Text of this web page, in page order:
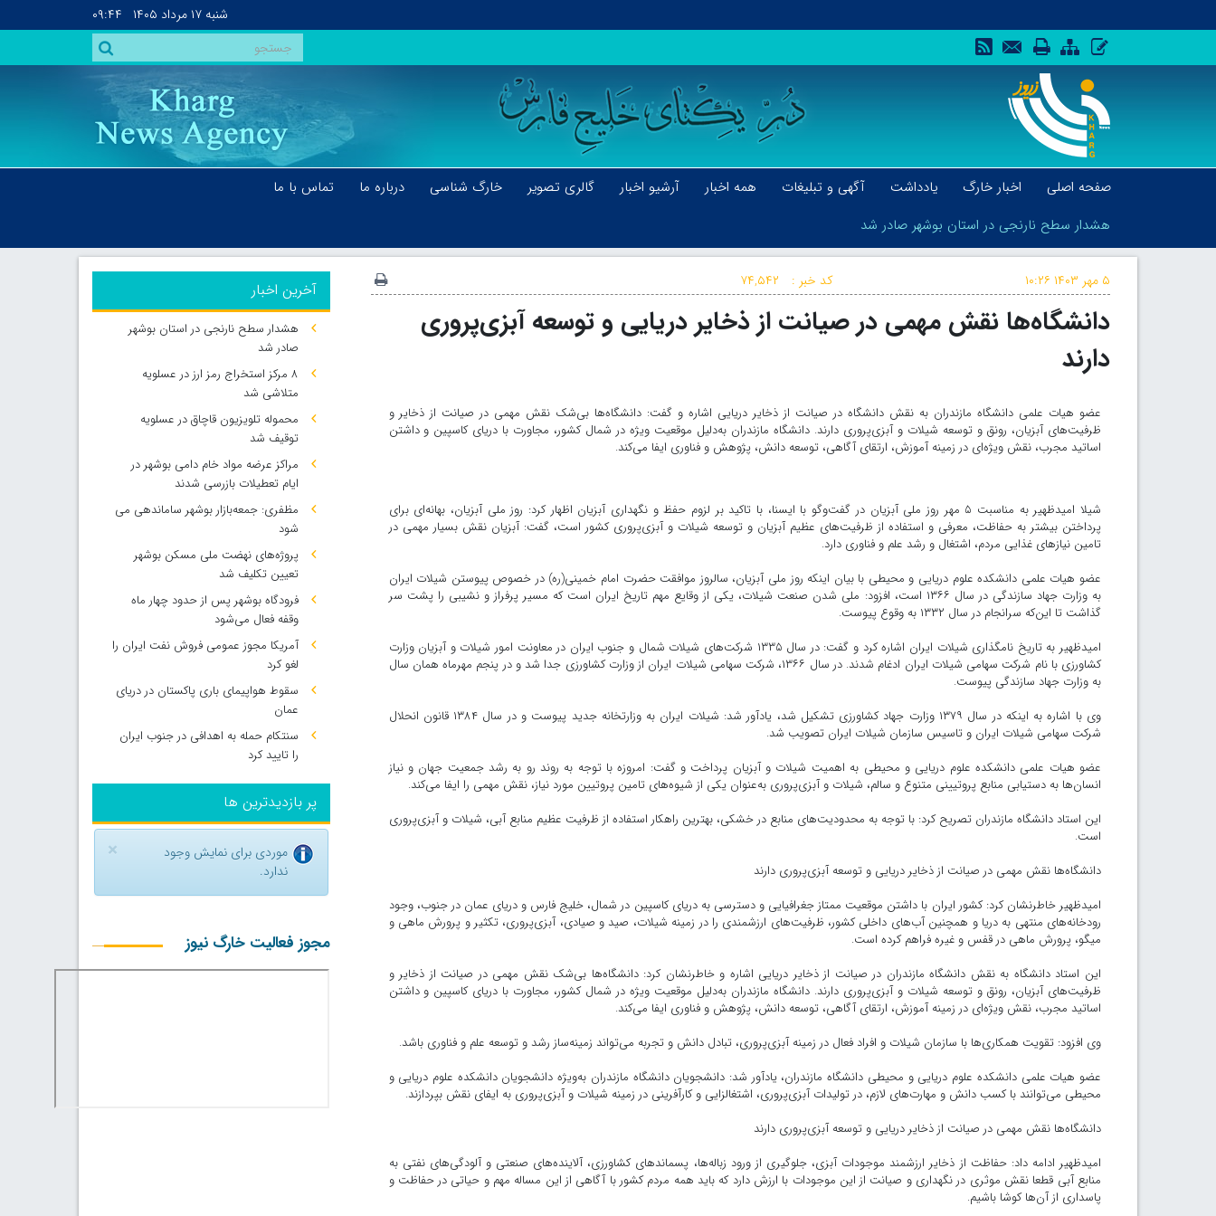
شنبه ۱۷ مرداد ۱۴۰۵ ۰۹:۴۴
صفحه اصلی اخبار خارگ یادداشت آگهی و تبلیغات همه اخبار آرشیو اخبار گالری تصویر خارگ شناسی درباره ما
تماس با ما
هشدار سطح نارنجی در استان بوشهر صادر شد
هشدار سطح نارنجی در استان بوشهر صادر شد
کد خبر : ۷۴,۵۴۲ ۵ مهر ۱۴۰۳ ۱۰:۲۶
دانشگاه‌ها نقش مهمی در صیانت از ذخایر دریایی و توسعه آبزی‌پروری
دارند
عضو هیات علمی دانشگاه مازندران به نقش دانشگاه در صیانت از ذخایر دریایی اشاره و گفت: دانشگاه‌ها بی‌شک نقش مهمی در صیانت از ذخایر و
ظرفیت‌های آبزیان، رونق و توسعه شیلات و آبزی‌پروری دارند. دانشگاه مازندران به‌دلیل موقعیت ویژه در شمال کشور، مجاورت با دریای کاسپین و داشتن
اساتید مجرب، نقش ویژه‌ای در زمینه آموزش، ارتقای آگاهی، توسعه دانش، پژوهش و فناوری ایفا می‌کند.
شیلا امیدظهیر به مناسبت ۵ مهر روز ملی آبزیان در گفت‌وگو با ایسنا، با تاکید بر لزوم حفظ و نگهداری آبزیان اظهار کرد: روز ملی آبزیان، بهانه‌ای برای
پرداختن بیشتر به حفاظت، معرفی و استفاده از ظرفیت‌های عظیم آبزیان و توسعه شیلات و آبزی‌پروری کشور است، گفت: آبزیان نقش بسیار مهمی در
تامین نیازهای غذایی مردم، اشتغال و رشد علم و فناوری دارد.
عضو هیات علمی دانشکده علوم دریایی و محیطی با بیان اینکه روز ملی آبزیان، سالروز موافقت حضرت امام خمینی(ره) در خصوص پیوستن شیلات ایران
به وزارت جهاد سازندگی در سال ۱۳۶۶ است، افزود: ملی شدن صنعت شیلات، یکی از وقایع مهم تاریخ ایران است که مسیر پرفراز و نشیبی را پشت سر
گذاشت تا این‌که سرانجام در سال ۱۳۳۲ به وقوع پیوست.
امیدظهیر به تاریخ نامگذاری شیلات ایران اشاره کرد و گفت: در سال ۱۳۳۵ شرکت‌های شیلات شمال و جنوب ایران در معاونت امور شیلات و آبزیان وزارت
کشاورزی با نام شرکت سهامی شیلات ایران ادغام شدند. در سال ۱۳۶۶، شرکت سهامی شیلات ایران از وزارت کشاورزی جدا شد و در پنجم مهرماه همان سال
به وزارت جهاد سازندگی پیوست.
وی با اشاره به اینکه در سال ۱۳۷۹ وزارت جهاد کشاورزی تشکیل شد، یادآور شد: شیلات ایران به وزارتخانه جدید پیوست و در سال ۱۳۸۴ قانون انحلال
شرکت سهامی شیلات ایران و تاسیس سازمان شیلات ایران تصویب شد.
عضو هیات علمی دانشکده علوم دریایی و محیطی به اهمیت شیلات و آبزیان پرداخت و گفت: امروزه با توجه به روند رو به رشد جمعیت جهان و نیاز
انسان‌ها به دستیابی منابع پروتیینی متنوع و سالم، شیلات و آبزی‌پروری به‌عنوان یکی از شیوه‌های تامین پروتیین مورد نیاز، نقش مهمی را ایفا می‌کند.
این استاد دانشگاه مازندران تصریح کرد: با توجه به محدودیت‌های منابع در خشکی، بهترین راهکار استفاده از ظرفیت عظیم منابع آبی، شیلات و آبزی‌پروری
است.
دانشگاه‌ها نقش مهمی در صیانت از ذخایر دریایی و توسعه آبزی‌پروری دارند
امیدظهیر خاطرنشان کرد: کشور ایران با داشتن موقعیت ممتاز جغرافیایی و دسترسی به دریای کاسپین در شمال، خلیج فارس و دریای عمان در جنوب، وجود
رودخانه‌های منتهی به دریا و همچنین آب‌های داخلی کشور، ظرفیت‌های ارزشمندی را در زمینه شیلات، صید و صیادی، آبزی‌پروری، تکثیر و پرورش ماهی و
میگو، پرورش ماهی در قفس و غیره فراهم کرده است.
این استاد دانشگاه به نقش دانشگاه مازندران در صیانت از ذخایر دریایی اشاره و خاطرنشان کرد: دانشگاه‌ها بی‌شک نقش مهمی در صیانت از ذخایر و
ظرفیت‌های آبزیان، رونق و توسعه شیلات و آبزی‌پروری دارند. دانشگاه مازندران به‌دلیل موقعیت ویژه در شمال کشور، مجاورت با دریای کاسپین و داشتن
اساتید مجرب، نقش ویژه‌ای در زمینه آموزش، ارتقای آگاهی، توسعه دانش، پژوهش و فناوری ایفا می‌کند.
وی افزود: تقویت همکاری‌ها با سازمان شیلات و افراد فعال در زمینه آبزی‌پروری، تبادل دانش و تجربه می‌تواند زمینه‌ساز رشد و توسعه علم و فناوری باشد.
عضو هیات علمی دانشکده علوم دریایی و محیطی دانشگاه مازندران، یادآور شد: دانشجویان دانشگاه مازندران به‌ویژه دانشجویان دانشکده علوم دریایی و
محیطی می‌توانند با کسب دانش و مهارت‌های لازم، در تولیدات آبزی‌پروری، اشتغالزایی و کارآفرینی در زمینه شیلات و آبزی‌پروری به ایفای نقش بپردازند.
دانشگاه‌ها نقش مهمی در صیانت از ذخایر دریایی و توسعه آبزی‌پروری دارند
امیدظهیر ادامه داد: حفاظت از ذخایر ارزشمند موجودات آبزی، جلوگیری از ورود زباله‌ها، پسماندهای کشاورزی، آلاینده‌های صنعتی و آلودگی‌های نفتی به
منابع آبی قطعا نقش موثری در نگهداری و صیانت از این موجودات با ارزش دارد که باید همه مردم کشور با آگاهی از این مساله مهم و حیاتی در حفاظت و
پاسداری از آن‌ها کوشا باشیم.
آخرین اخبار
هشدار سطح نارنجی در استان بوشهر
صادر شد
۸ مرکز استخراج رمز ارز در عسلویه
متلاشی شد
محموله تلویزیون قاچاق در عسلویه
توقیف شد
مراکز عرضه مواد خام دامی بوشهر در
ایام تعطیلات بازرسی شدند
مظفری: جمعه‌بازار بوشهر ساماندهی می‌
شود
پروژه‌های نهضت ملی مسکن بوشهر
تعیین تکلیف شد
فرودگاه بوشهر پس از حدود چهار ماه
وقفه فعال می‌شود
آمریکا مجوز عمومی فروش نفت ایران را
لغو کرد
سقوط هواپیمای باری پاکستان در دریای
عمان
سنتکام حمله به اهدافی در جنوب ایران
را تایید کرد
پر بازدیدترین ها
×
موردی برای نمایش وجود
ندارد.
مجوز فعالیت خارگ نیوز